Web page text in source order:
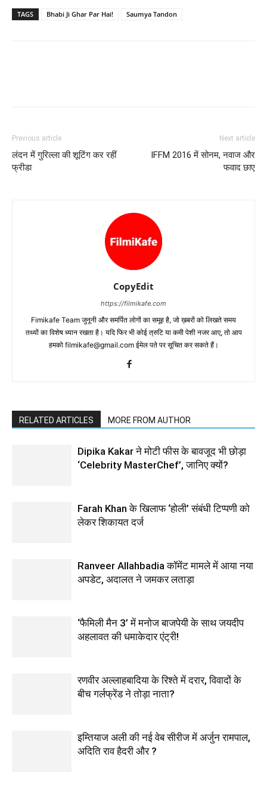
TAGS Bhabi Ji Ghar Par Hai! Saumya Tandon
Previous article
लंदन में गुरिल्ला की शूटिंग कर रहीं
फ्रीडा
Next article
IFFM 2016 में सोनम, नवाज और
फवाद छाए
CopyEdit
https://filmikafe.com
Fimikafe Team जुनूनी और समर्पित लोगों का समूह है, जो ख़बरों को लिखते समय
तथ्‍यों का विशेष ध्‍यान रखता है। यदि फिर भी कोई त्रुटि या कमी पेशी नजर आए, तो आप
हमको filmikafe@gmail.com ईमेल पते पर सूचित कर सकते हैं।
RELATED ARTICLES MORE FROM AUTHOR
Dipika Kakar ने मोटी फीस के बावजूद भी छोड़ा
‘Celebrity MasterChef’, जानिए क्यों?
Farah Khan के खिलाफ ‘होली’ संबंधी टिप्पणी को
लेकर शिकायत दर्ज
Ranveer Allahbadia कॉमेंट मामले में आया नया
अपडेट, अदालत ने जमकर लताड़ा
‘फैमिली मैन 3’ में मनोज बाजपेयी के साथ जयदीप
अहलावत की धमाकेदार एंट्री!
रणवीर अल्लाहबादिया के रिश्ते में दरार, विवादों के
बीच गर्लफ्रेंड ने तोड़ा नाता?
इम्तियाज अली की नई वेब सीरीज में अर्जुन रामपाल,
अदिति राव हैदरी और ?